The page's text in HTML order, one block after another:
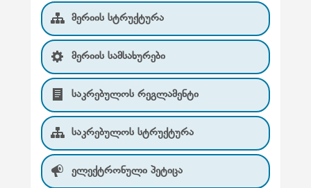
მერიის სტრუქტურა
მერიის სამსახურები
საკრებულოს რეგლამენტი
საკრებულოს სტრუქტურა
ელექტრონული პეტიცა